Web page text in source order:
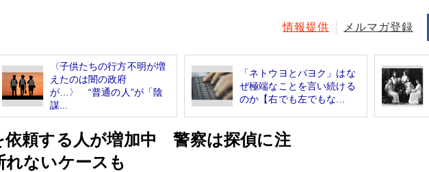
情報提供 メルマガ登録
〈子供たちの行方不明が増
えたのは闇の政府
が…〉 “普通の人”が「陰
謀...
「ネトウヨとパヨク」はな
ぜ極端なことを言い続ける
のか【右でも左でもな...
依頼する人が増加中 警察は探偵に注
れないケースも